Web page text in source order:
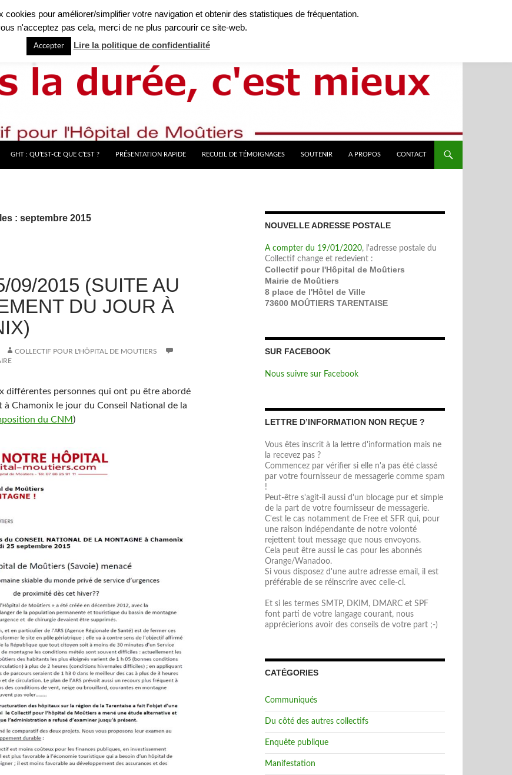
GHT : QU’EST-CE QUE C’EST ? PRÉSENTATION RAPIDE RECUEIL DE TÉMOIGNAGES SOUTENIR A PROPOS CONTACT
: septembre 2015
09/2015 (SUITE AU
DU JOUR À
COLLECTIF POUR L'HÔPITAL DE MOUTIERS
différentes personnes qui ont pu être abordé
à Chamonix le jour du Conseil National de la
du CNM )
NOUVELLE ADRESSE POSTALE
A compter du 19/01/2020, l'adresse postale du
Collectif change et redevient :
Collectif pour l'Hôpital de Moûtiers
Mairie de Moûtiers
8 place de l'Hôtel de Ville
73600 MOÛTIERS TARENTAISE
SUR FACEBOOK
Nous suivre sur Facebook
LETTRE D’INFORMATION NON REÇUE ?
Vous êtes inscrit à la lettre d'information mais ne
la recevez pas ?
Commencez par vérifier si elle n'a pas été classé
par votre fournisseur de messagerie comme spam
!
Peut-être s'agit-il aussi d'un blocage pur et simple
de la part de votre fournisseur de messagerie.
C'est le cas notamment de Free et SFR qui, pour
une raison indépendante de notre volonté
rejettent tout message que nous envoyons.
Cela peut être aussi le cas pour les abonnés
Orange/Wanadoo.
Si vous disposez d'une autre adresse email, il est
préférable de se réinscrire avec celle-ci.
Et si les termes SMTP, DKIM, DMARC et SPF
font parti de votre langage courant, nous
apprécierions avoir des conseils de votre part ;-)
CATÉGORIES
Communiqués
Du côté des autres collectifs
Enquête publique
Manifestation
cookies pour améliorer/simplifier votre navigation et obtenir des statistiques de fréquentation.
n'acceptez pas cela, merci de ne plus parcourir ce site-web.
Accepter Lire la politique de confidentialité